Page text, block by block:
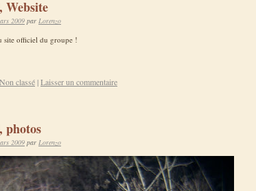
Website
2009 par Lorenzo
site officiel du groupe !
Non classé |Laisser un commentaire
photos
2009 par Lorenzo